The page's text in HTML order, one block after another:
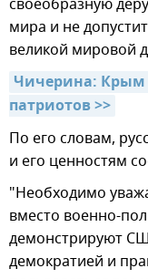
своеобразную
мира и не
великой мировой
Чичерина: Крым
патриотов >>
По его словам,
и его ценностям
"Необходимо
вместо военно-
демонстрируют
демократией и